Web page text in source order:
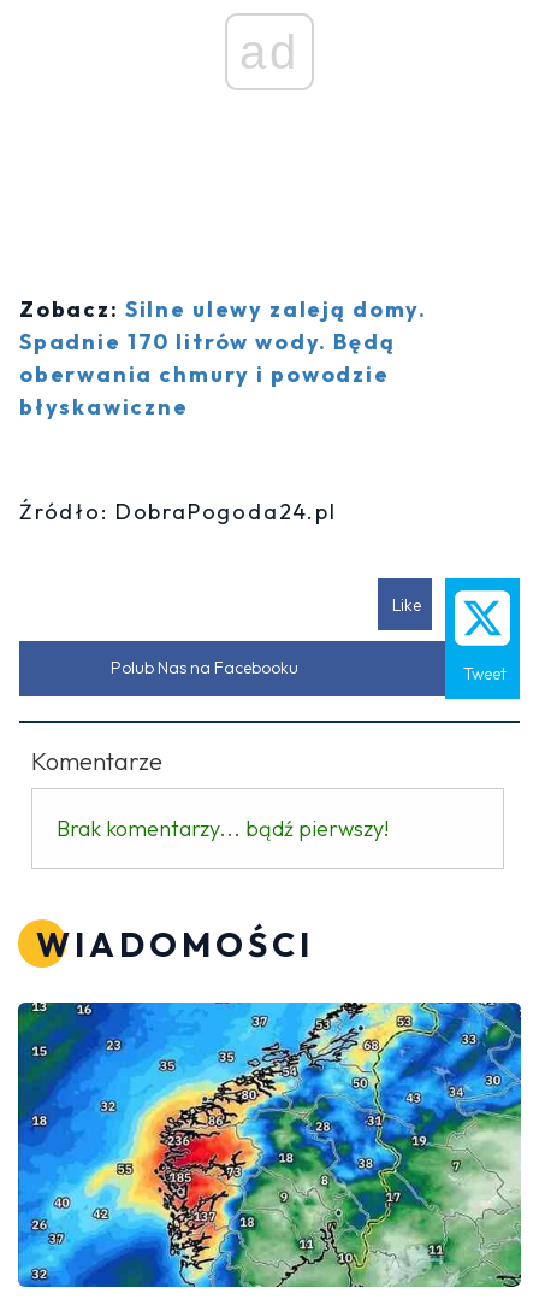
ad
Zobacz: Silne ulewy zaleją domy.
Spadnie 170 litrów wody. Będą
oberwania chmury i powodzie
błyskawiczne
Źródło: DobraPogoda24.pl
Like
Tweet
Polub Nas na Facebooku
Komentarze
Brak komentarzy... bądź pierwszy!
WIADOMOŚCI